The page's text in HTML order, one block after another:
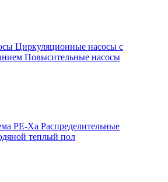
Циркуляционные насосы с
Повысительные насосы
PE-Xa Распределительные
теплый пол